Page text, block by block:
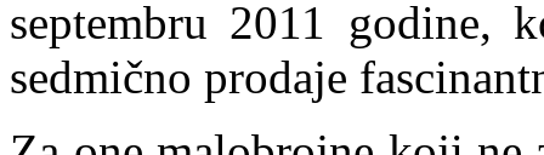
septembru 2011 godine,
sedmično prodaje